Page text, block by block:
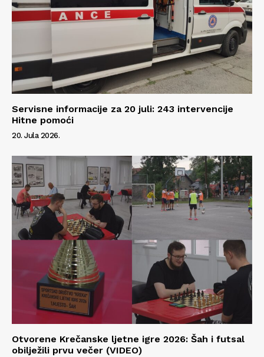
Servisne informacije za 20 juli: 243 intervencije
Hitne pomoći
20. Jula 2026.
Otvorene Krečanske ljetne igre 2026: Šah i futsal
obilježili prvu večer (VIDEO)